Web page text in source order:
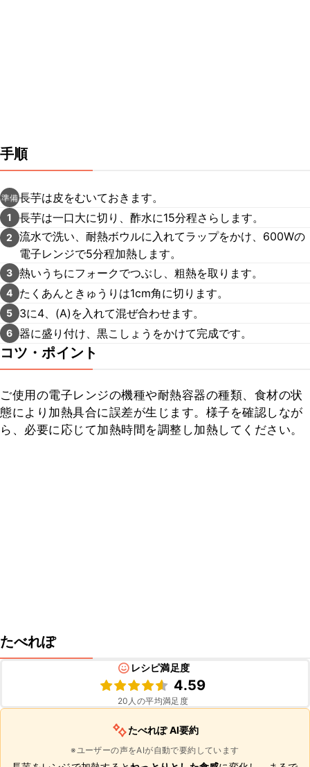
手順
準備長芋は皮をむいておきます。
1 長芋は一口大に切り、酢水に15分程さらします。
2
流水で洗い、耐熱ボウルに入れてラップをかけ、600Wの
電子レンジで5分程加熱します。
3 熱いうちにフォークでつぶし、粗熱を取ります。
4 たくあんときゅうりは1cm角に切ります。
5 3に4、(A)を入れて混ぜ合わせます。
6 器に盛り付け、黒こしょうをかけて完成です。
コツ・ポイント
ご使用の電子レンジの機種や耐熱容器の種類、食材の状
態により加熱具合に誤差が生じます。様子を確認しなが
ら、必要に応じて加熱時間を調整し加熱してください。
たべれぽ
レシピ満足度
4.59
20 人の平均満足度
たべれぽ AI要約
※ユーザーの声をAIが自動で要約しています